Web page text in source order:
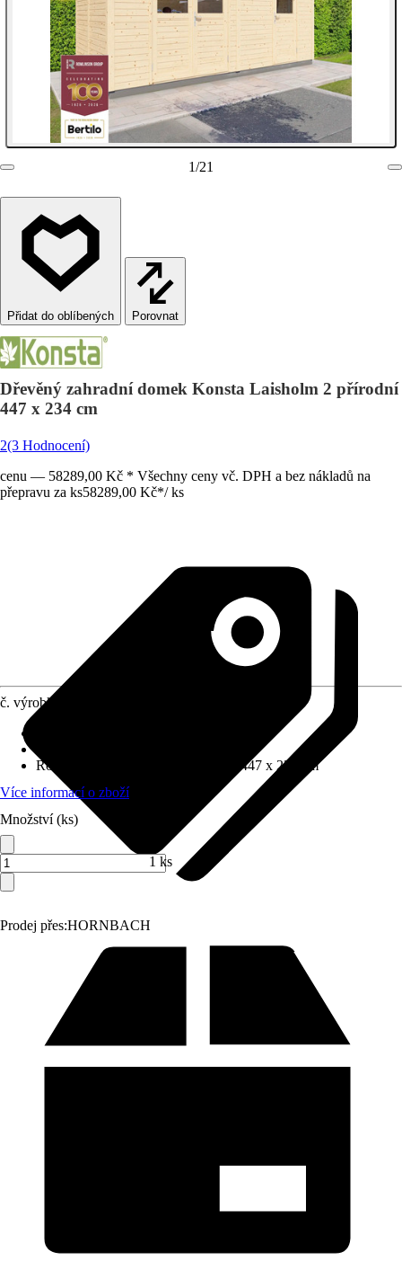
1/21
Porovnat
Dřevěný zahradní domek Konsta Laisholm 2 přírodní
447 x 234 cm
2(3 Hodnocení)
cenu — 58289,00 Kč * Všechny ceny vč. DPH a bez nákladů na
přepravu za ks58289,00 Kč*/ ks
Prodej přes:HORNBACH
č. výrobku
Rozměry š x h bez přesahu střechy
447 x 234 cm
Více informací o zboží
Množství (ks)
1 ks